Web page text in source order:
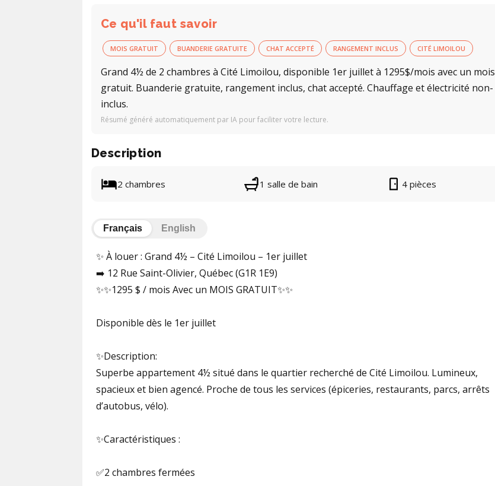
Ce qu'il faut savoir
MOIS GRATUIT BUANDERIE GRATUITE CHAT ACCEPTÉ RANGEMENT INCLUS CITÉ LIMOILOU
Grand 4½ de 2 chambres à Cité Limoilou, disponible 1er juillet à 1295$/mois avec un mois
gratuit. Buanderie gratuite, rangement inclus, chat accepté. Chauffage et électricité non-
inclus.
Résumé généré automatiquement par IA pour faciliter votre lecture.
Description
2 chambres 1 salle de bain 4 pièces
Français English
✨ À louer : Grand 4½ – Cité Limoilou – 1er juillet
➡️ 12 Rue Saint-Olivier, Québec (G1R 1E9)
✨✨1295 $ / mois Avec un MOIS GRATUIT✨✨
Disponible dès le 1er juillet
✨Description:
Superbe appartement 4½ situé dans le quartier recherché de Cité Limoilou. Lumineux,
spacieux et bien agencé. Proche de tous les services (épiceries, restaurants, parcs, arrêts
d’autobus, vélo).
✨Caractéristiques :
✅2 chambres fermées